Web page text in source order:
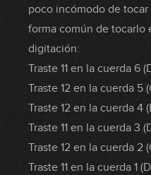
poco incómodo de
forma común de tocarlo
digitación:
Traste 11 en la cuerda 6
Traste 12 en la cuerda 5
Traste 12 en la cuerda 4
Traste 11 en la cuerda 3
Traste 12 en la cuerda 2
Traste 11 en la cuerda 1